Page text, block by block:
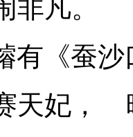
凡。
有 《蚕
天妃，